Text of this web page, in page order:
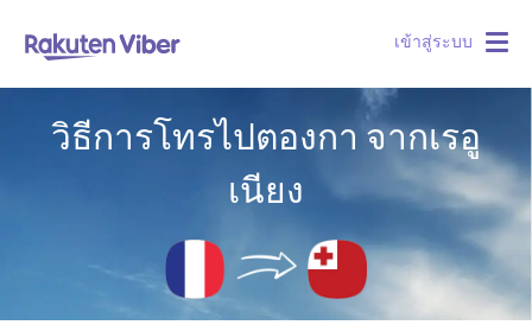
เข้าสู่ระบบ
วิธีการโทรไปตองกา จากเรอู
เนียง